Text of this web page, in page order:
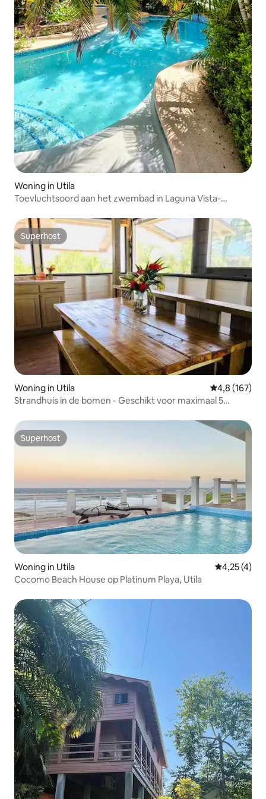
Woning in Utila
Toevluchtsoord aan het zwembad in Laguna Vista-
Superhost
Superhost
Woning in Utila Gemiddelde
4,8 (167)
Strandhuis in de bomen - Geschikt voor maximaal 5
Superhost
Superhost
Woning in Utila
4,25 (4)
Cocomo Beach House op Platinum Playa, Utila